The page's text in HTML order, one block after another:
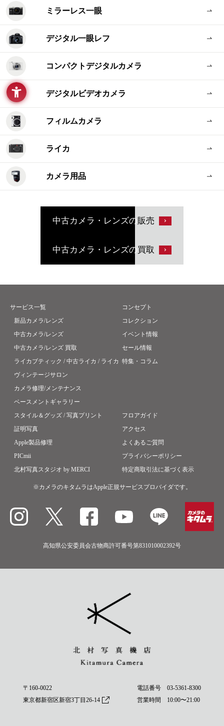
ミラーレス一眼
デジタル一眼レフ
コンパクトデジタルカメラ
デジタルビデオカメラ
フィルムカメラ
ライカ
カメラ用品
中古カメラ・レンズの販売
中古カメラ・レンズの買取
サービス一覧
新品カメラ/レンズ
中古カメラ/レンズ
中古カメラ/レンズ 買取
ライカブティック / 中古ライカ / ライカ
ヴィンテージサロン
カメラ修理/メンテナンス
ベースメントギャラリー
スタイル＆グッズ / 写真プリント
証明写真
Apple製品修理
PICmii
北村写真スタジオ by MERCI
コンセプト
コレクション
イベント情報
セール情報
特集・コラム
フロアガイド
アクセス
よくあるご質問
プライバシーポリシー
特定商取引法に基づく表示
※カメラのキタムラはApple正規サービスプロバイダです。
高知県公安委員会古物商許可番号第831010002392号
〒160-0022
東京都新宿区新宿3丁目26-14
電話番号 03-5361-8300
営業時間 10:00〜21:00